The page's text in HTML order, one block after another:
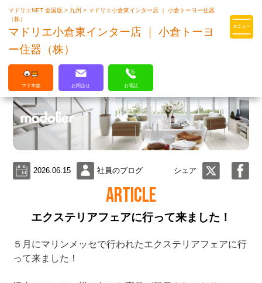
マドリエはLIXILの厳しい基準を
マドリエNET 全国版> 九州>マドリエ小倉東インター店 ｜ 小倉トーヨー住器
（株）
マドリエ小倉東インター店 ｜ 小倉トーヨ
ー住器（株）
マド本舗 お問合せ お電話
2026.06.15 社員のブログ シェア
ARTICLE
エクステリアフェアに行って来ました！